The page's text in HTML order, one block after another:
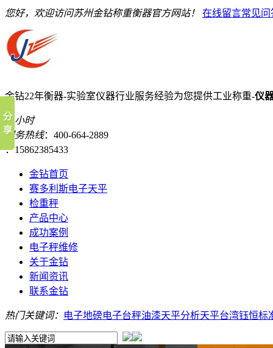
您好，欢迎访问苏州金钻称重衡器官方网站！ 在线留言常见问
金钻22年衡器-实验室仪器行业服务经验为您提供工业称重-仪
24小时
服务热线：400-664-2889
：15862385433
金钻首页
赛多利斯电子天平
检重秤
产品中心
成功案例
电子秤维修
关于金钻
新闻资讯
联系金钻
热门关键词： 电子地磅电子台秤油漆天平分析天平台湾钰恒标